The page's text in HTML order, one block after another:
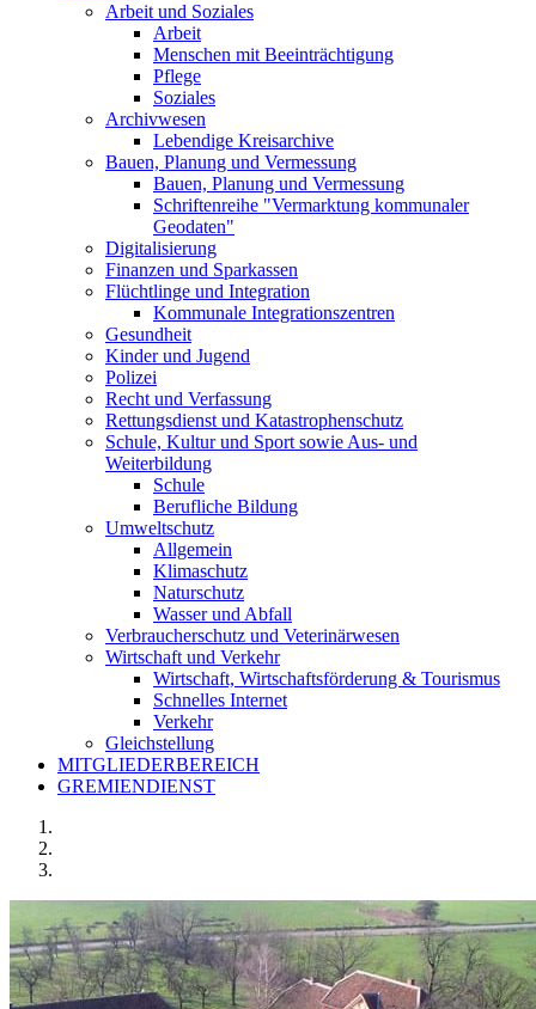
Arbeit und Soziales
Arbeit
Menschen mit Beeinträchtigung
Pflege
Soziales
Archivwesen
Lebendige Kreisarchive
Bauen, Planung und Vermessung
Bauen, Planung und Vermessung
Schriftenreihe "Vermarktung kommunaler
Geodaten"
Digitalisierung
Finanzen und Sparkassen
Flüchtlinge und Integration
Kommunale Integrationszentren
Gesundheit
Kinder und Jugend
Polizei
Recht und Verfassung
Rettungsdienst und Katastrophenschutz
Schule, Kultur und Sport sowie Aus- und
Weiterbildung
Schule
Berufliche Bildung
Umweltschutz
Allgemein
Klimaschutz
Naturschutz
Wasser und Abfall
Verbraucherschutz und Veterinärwesen
Wirtschaft und Verkehr
Wirtschaft, Wirtschaftsförderung & Tourismus
Schnelles Internet
Verkehr
Gleichstellung
MITGLIEDERBEREICH
GREMIENDIENST